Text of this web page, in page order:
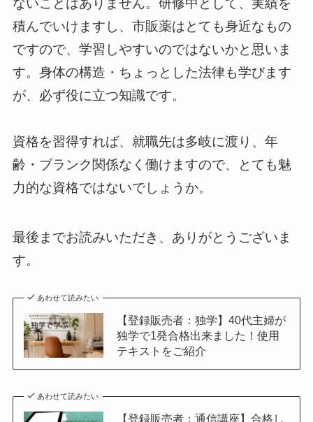
ないことはありません。研修中として、実績を
積んでいけますし、市販薬はとても身近なもの
ですので、学習しやすいのではないかと思いま
す。身体の構造・ちょっとした法律も学びます
が、必ず役に立つ知識です。
資格を習得すれば、 就職先は多岐に渡り、年
齢・ブランク関係なく働けますので、とても魅
力的な資格ではないでしょうか。
最後までお読みいただき、ありがとうございま
す。
あわせて読みたい
【登録販売者：独学】40代主婦が
独学で1発合格出来ました！使用
テキストをご紹介
あわせて読みたい
【登録販売者：通信講座】合格し